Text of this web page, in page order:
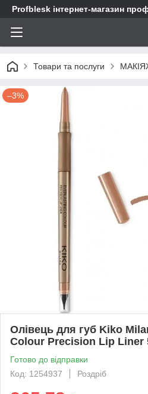
Profblesk інтернет-магазин
Товари та послуги
–3%
Олівець для губ Kiko
Colour Precision Lip Liner
Готово до відправки
Код: 1254937
Роздріб